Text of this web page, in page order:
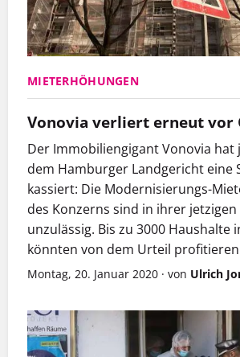
MIETERHÖHUNGEN
Vonovia verliert erneut vor
Der Immobiliengigant Vonovia hat
dem Hamburger Landgericht eine
kassiert: Die Modernisierungs-
des Konzerns sind in ihrer jetzigen
unzulässig. Bis zu 3000 Haushalte
könnten von dem Urteil
Montag, 20. Januar 2020 · von Ulrich